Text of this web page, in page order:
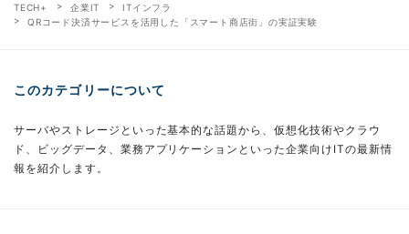
TECH+ 企業IT
ITインフラ
QRコード決済サービスを活用した「スマート商店街」の実証実験
このカテゴリーについて
サーバやストレージといった基本的な話題から、仮想化技術やクラウ
ド、ビッグデータ、業務アプリケーションといった企業向けITの最新情
報を紹介します。